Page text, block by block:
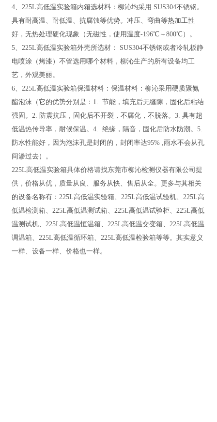
4、225L高低温实验箱内箱选材料：柳沁均采用 SUS304不锈钢。
具有耐高温、耐低温、抗腐蚀等优势。冲压、弯曲等热加工性
好，无热处理硬化现象（无磁性，使用温度-196℃～800℃）。
5、225L高低温实验箱外壳所选材： SUS304不锈钢或者冷轧板静
电喷涂（烤漆）不管选用哪个材料，柳沁生产的所有设备均工
艺，外观美丽。
6、225L高低温实验箱保温材料：保温材料：柳沁采用硬质聚氨
酯泡沫（它的优势分别是： 1. 节能，填充后无缝隙，固化后粘结
强固。2. 防震抗压，固化后不开裂，不腐化，不脱落。3. 具有超
低温热传导率，耐候保温。4. 绝缘，隔音，固化后防水防潮。5.
防水性能好，因为泡沫孔是封闭的，封闭率达95% ,雨水不会从孔
间渗过去）。
225L高低温实验箱具体价格请找东莞市柳沁检测仪器有限公司提
供，价格从优，质量从良、服务从快、售后从全。更多与其相关
的设备名称有：225L高低温实验箱、225L高低温试验机、225L高
低温检测箱、225L高低温测试箱、225L高低温试验柜、225L高低
温测试机、225L高低温恒温箱、225L高低温交变箱、225L高低温
调温箱、225L高低温循环箱、225L高低温检验箱等等。其实意义
一样、设备一样、价格也一样。